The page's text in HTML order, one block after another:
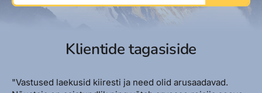
Klientide tagasiside
"Vastused laekusid kiiresti ja need olid arusaadavad.